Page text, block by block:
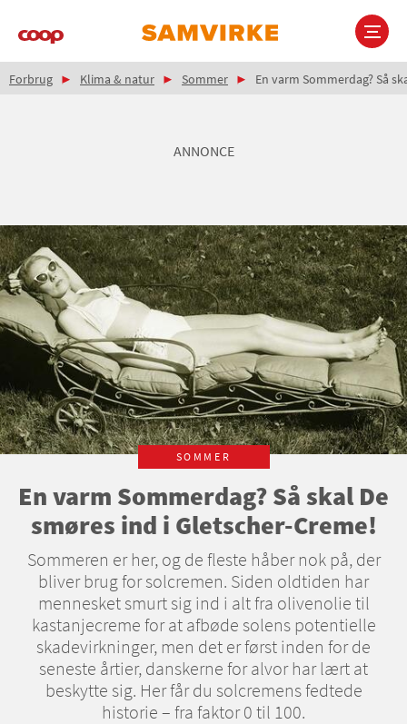
Main
Brødkrumme
Forbrug Klima & natur Sommer En varm Sommerdag? Så
ANNONCE
SOMMER
En varm Sommerdag? Så skal De
smøres ind i Gletscher-Creme!
Sommeren er her, og de fleste håber nok på, der
bliver brug for solcremen. Siden oldtiden har
mennesket smurt sig ind i alt fra olivenolie til
kastanjecreme for at afbøde solens potentielle
skadevirkninger, men det er først inden for de
seneste årtier, danskerne for alvor har lært at
beskytte sig. Her får du solcremens fedtede
historie – fra faktor 0 til 100.